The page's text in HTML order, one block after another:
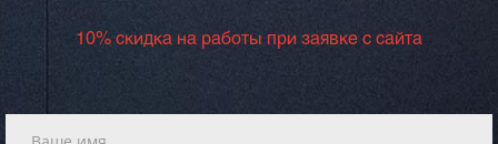
10% скидка на работы при заявке с сайта